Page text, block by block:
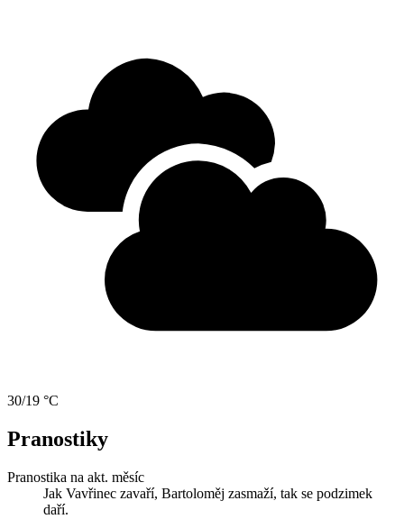
30/19 °C
Pranostiky
Pranostika na akt. měsíc
Jak Vavřinec zavaří, Bartoloměj zasmaží, tak se podzimek
daří.